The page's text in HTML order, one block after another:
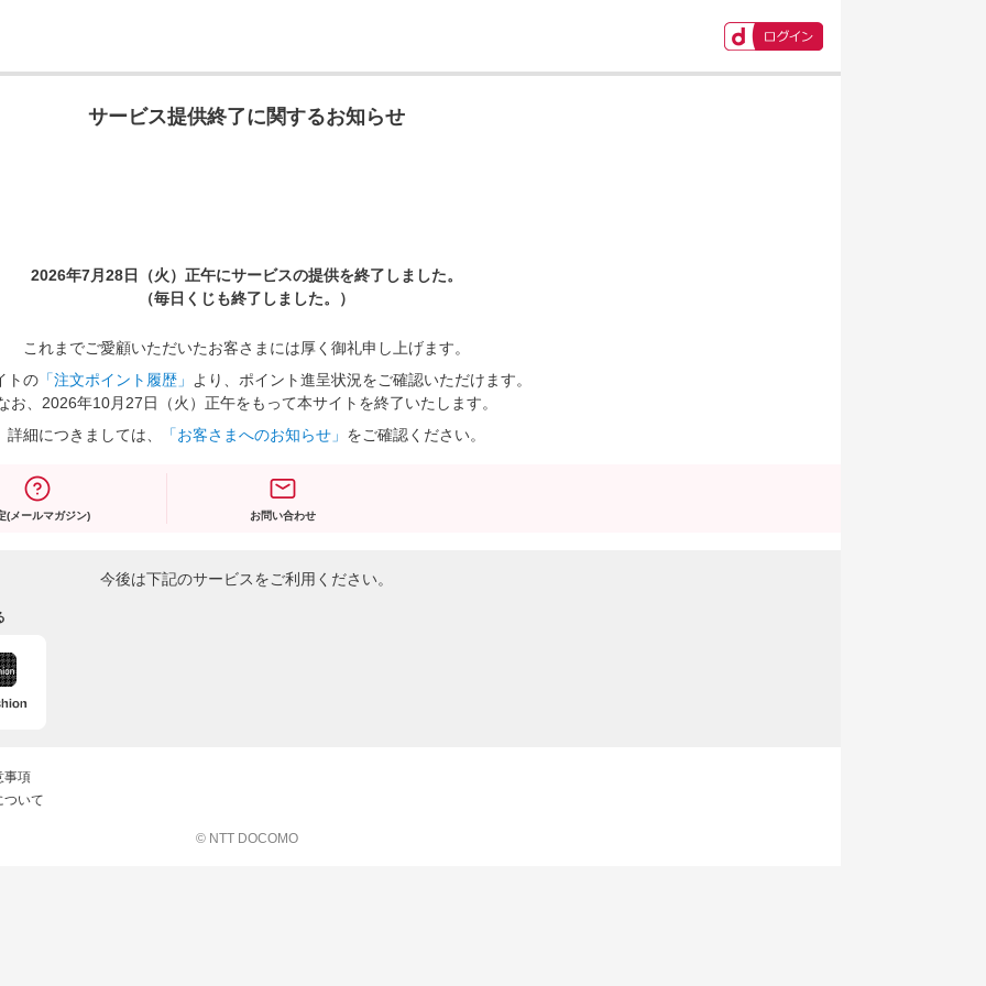
サービス提供終了に関するお知らせ
2026年7月28日（火）正午にサービスの提供を終了しました。
（毎日くじも終了しました。）
これまでご愛顧いただいたお客さまには厚く御礼申し上げます。
トの 「注文ポイント履歴」
より、ポイント進呈状況をご確認いただけます。
お、2026年10月27日（火）正午をもって本サイトを終了いたします。
詳細につきましては、
「お客さまへのお知らせ」 をご確認ください。
(メールマガジン) お問い合わせ
今後は下記のサービスをご利用ください。
事項
ついて
© NTT DOCOMO